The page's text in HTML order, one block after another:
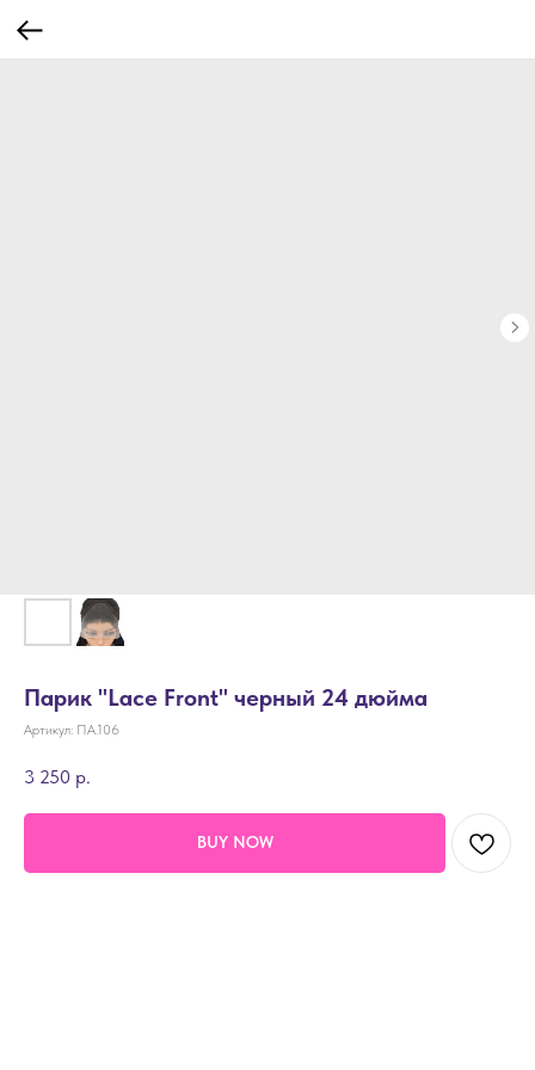
Парик "Lace Front" черный 24 дюйма
Артикул: ПА.106
3 250 р.
BUY NOW